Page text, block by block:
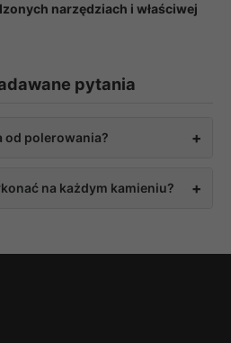
narzędziach i właściwej
pytania
od polerowania? +
– powierzchnia jest
na każdym kamieniu? +
strukturze, gdzie
twardszymi i bardziej miękkimi